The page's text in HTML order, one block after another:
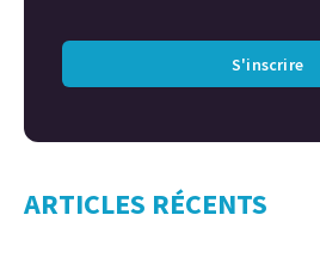
S'inscrire
ARTICLES RÉCENTS